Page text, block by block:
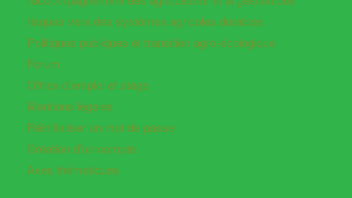
risques vers des systèmes agricoles durables
Politiques publiques et transition agro-écologique
Forum
Offres d’emploi et stage
Mentions légales
Réinitialiser un mot de passe
Création d’un compte
Axes thématiques